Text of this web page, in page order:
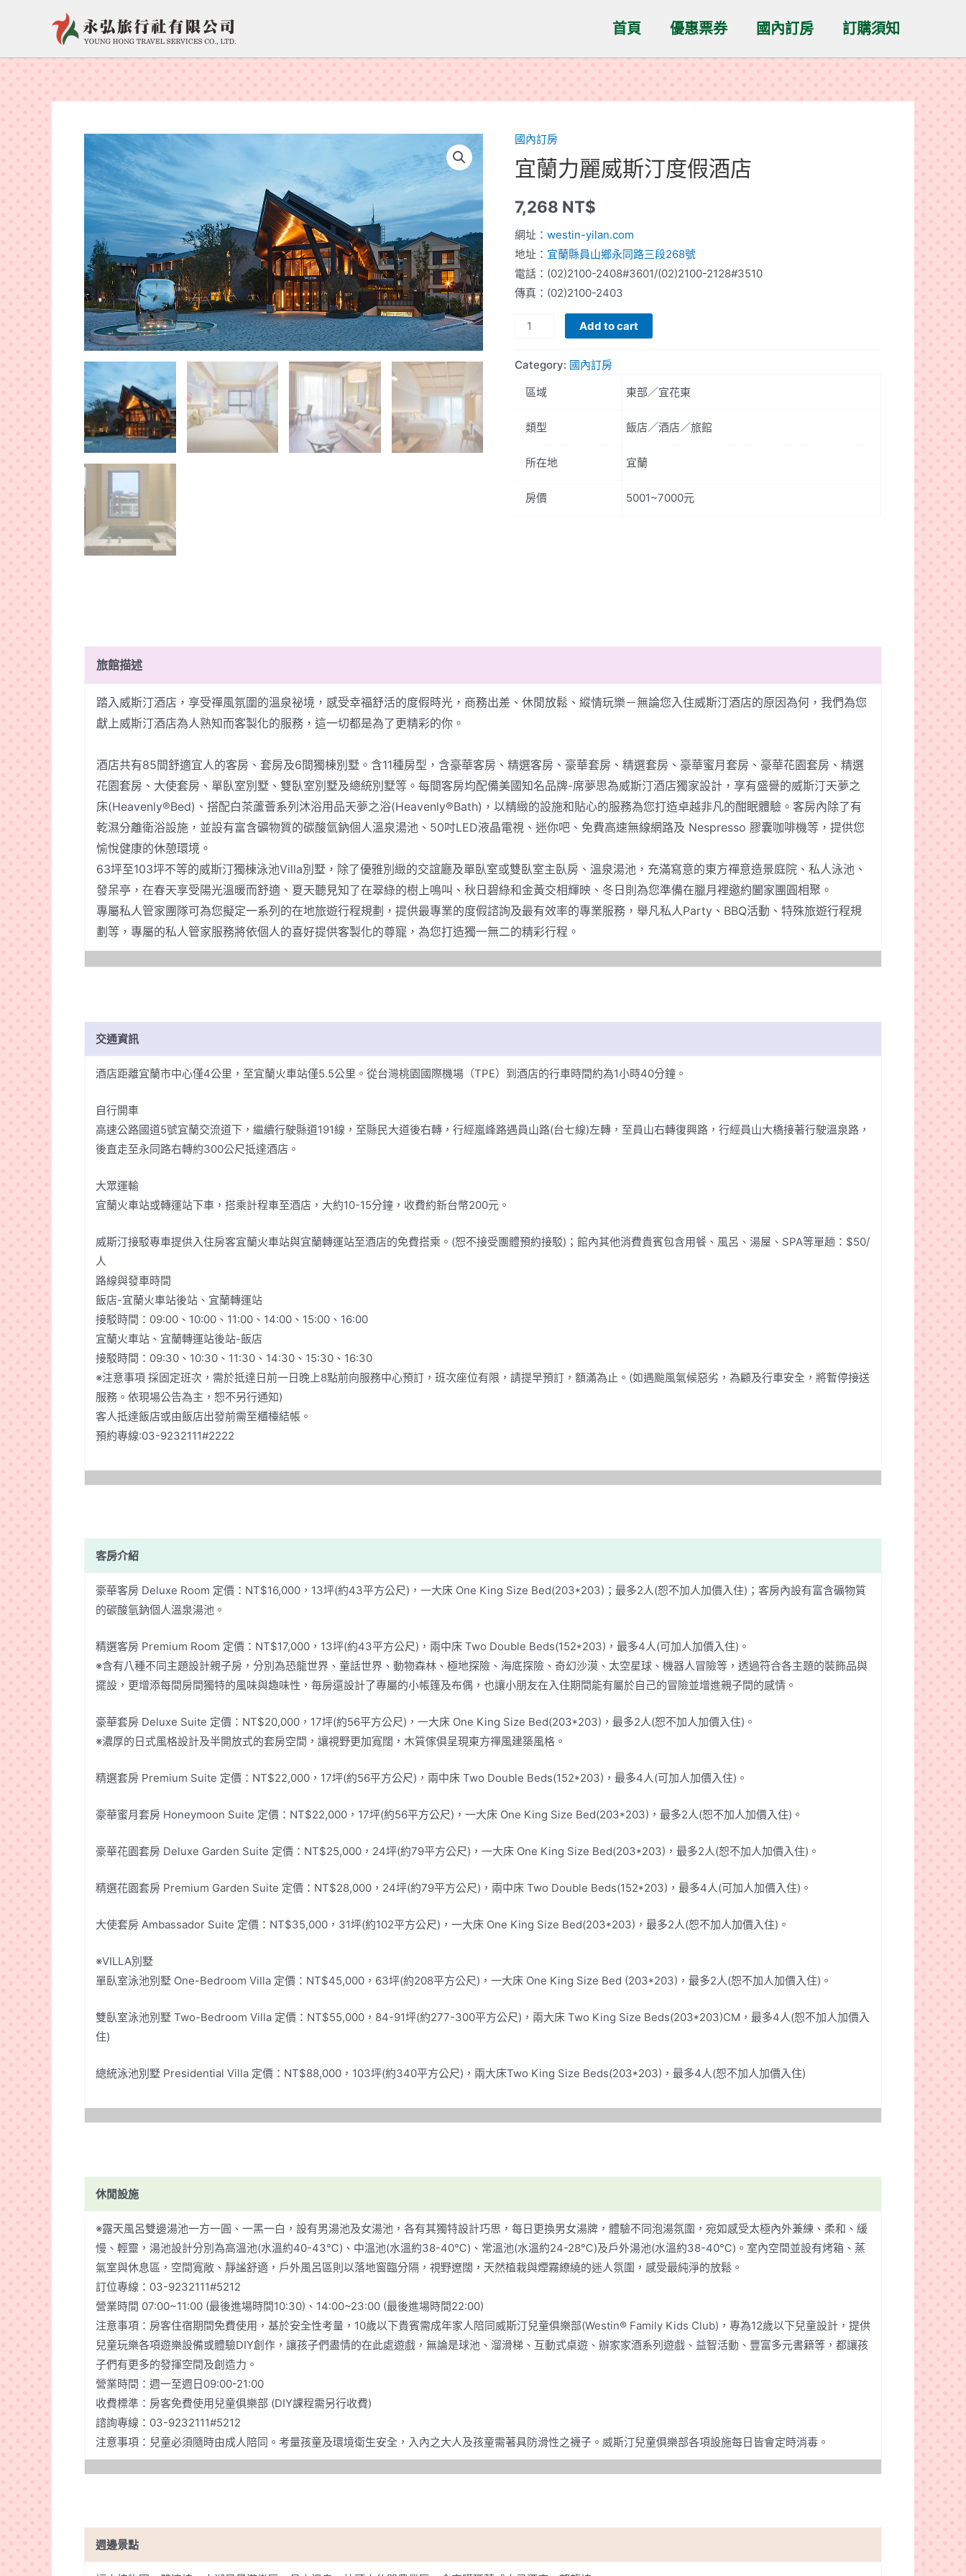
首頁 優惠票券 國內訂房 訂購須知
國內訂房
宜蘭力麗威斯汀度假酒店
7,268 NT$
網址：westin-yilan.com
地址： 宜蘭縣員山鄉永同路三段268號
電話：(02)2100-2408#3601/(02)2100-2128#3510
傳真：(02)2100-2403
力
Add to cart
Category: 國內訂房
區域
東部／宜花東
類型 飯店／酒店／旅館
所在地 宜蘭
房價 5001~7000元
旅館描述
踏入威斯汀酒店，享受禪風氛圍的溫泉祕境，感受幸福舒活的度假時光，商務出差、休閒放鬆、縱情玩樂－無論您入住威斯汀酒店的原因為何，我們為您
獻上威斯汀酒店為人熟知而客製化的服務，這一切都是為了更精彩的你。
酒店共有85間舒適宜人的客房、套房及6間獨棟別墅。含11種房型，含豪華客房、精選客房、豪華套房、精選套房、豪華蜜月套房、豪華花園套房、精選
花園套房、大使套房、單臥室別墅、雙臥室別墅及總統別墅等。每間客房均配備美國知名品牌-席夢思為威斯汀酒店獨家設計，享有盛譽的威斯汀天夢之
床(Heavenly®Bed)、搭配白茶蘆薈系列沐浴用品天夢之浴(Heavenly®Bath)，以精緻的設施和貼心的服務為您打造卓越非凡的酣眠體驗。客房內除了有
乾濕分離衛浴設施，並設有富含礦物質的碳酸氫鈉個人溫泉湯池、50吋LED液晶電視、迷你吧、免費高速無線網路及 Nespresso 膠囊咖啡機等，提供您
愉悅健康的休憩環境。
63坪至103坪不等的威斯汀獨棟泳池Villa別墅，除了優雅別緻的交誼廳及單臥室或雙臥室主臥房、溫泉湯池，充滿寫意的東方禪意造景庭院、私人泳池、
發呆亭，在春天享受陽光溫暖而舒適、夏天聽見知了在翠綠的樹上鳴叫、秋日碧綠和金黃交相輝映、冬日則為您準備在臘月裡邀約闔家團圓相聚。
專屬私人管家團隊可為您擬定一系列的在地旅遊行程規劃，提供最專業的度假諮詢及最有效率的專業服務，舉凡私人Party、BBQ活動、特殊旅遊行程規
劃等，專屬的私人管家服務將依個人的喜好提供客製化的尊寵，為您打造獨一無二的精彩行程。
交通資訊
酒店距離宜蘭市中心僅4公里，至宜蘭火車站僅5.5公里。從台灣桃園國際機場（TPE）到酒店的行車時間約為1小時40分鐘。
自行開車
高速公路國道5號宜蘭交流道下，繼續行駛縣道191線，至縣民大道後右轉，行經嵐峰路遇員山路(台七線)左轉，至員山右轉復興路，行經員山大橋接著行駛溫泉路，
後直走至永同路右轉約300公尺抵達酒店。
大眾運輸
宜蘭火車站或轉運站下車，搭乘計程車至酒店，大約10-15分鐘，收費約新台幣200元。
威斯汀接駁專車提供入住房客宜蘭火車站與宜蘭轉運站至酒店的免費搭乘。(恕不接受團體預約接駁)；館內其他消費貴賓包含用餐、風呂、湯屋、SPA等單趟：$50/
人
路線與發車時間
飯店-宜蘭火車站後站、宜蘭轉運站
接駁時間：09:00、10:00、11:00、14:00、15:00、16:00
宜蘭火車站、宜蘭轉運站後站-飯店
接駁時間：09:30、10:30、11:30、14:30、15:30、16:30
※注意事項 採固定班次，需於抵達日前一日晚上8點前向服務中心預訂，班次座位有限，請提早預訂，額滿為止。(如遇颱風氣候惡劣，為顧及行車安全，將暫停接送
服務。依現場公告為主，恕不另行通知)
客人抵達飯店或由飯店出發前需至櫃檯結帳。
預約專線:03-9232111#2222
客房介紹
豪華客房 Deluxe Room 定價：NT$16,000，13坪(約43平方公尺)，一大床 One King Size Bed(203*203)；最多2人(恕不加人加價入住)；客房內設有富含礦物質
的碳酸氫鈉個人溫泉湯池。
精選客房 Premium Room 定價：NT$17,000，13坪(約43平方公尺)，兩中床 Two Double Beds(152*203)，最多4人(可加人加價入住)。
※含有八種不同主題設計親子房，分別為恐龍世界、童話世界、動物森林、極地探險、海底探險、奇幻沙漠、太空星球、機器人冒險等，透過符合各主題的裝飾品與
擺設，更增添每間房間獨特的風味與趣味性，毎房還設計了專屬的小帳篷及布偶，也讓小朋友在入住期間能有屬於自己的冒險並增進親子間的感情。
豪華套房 Deluxe Suite 定價：NT$20,000，17坪(約56平方公尺)，一大床 One King Size Bed(203*203)，最多2人(恕不加人加價入住)。
※濃厚的日式風格設計及半開放式的套房空間，讓視野更加寬闊，木質傢俱呈現東方禪風建築風格。
精選套房 Premium Suite 定價：NT$22,000，17坪(約56平方公尺)，兩中床 Two Double Beds(152*203)，最多4人(可加人加價入住)。
豪華蜜月套房 Honeymoon Suite 定價：NT$22,000，17坪(約56平方公尺)，一大床 One King Size Bed(203*203)，最多2人(恕不加人加價入住)。
豪華花園套房 Deluxe Garden Suite 定價：NT$25,000，24坪(約79平方公尺)，一大床 One King Size Bed(203*203)，最多2人(恕不加人加價入住)。
精選花園套房 Premium Garden Suite 定價：NT$28,000，24坪(約79平方公尺)，兩中床 Two Double Beds(152*203)，最多4人(可加人加價入住)。
大使套房 Ambassador Suite 定價：NT$35,000，31坪(約102平方公尺)，一大床 One King Size Bed(203*203)，最多2人(恕不加人加價入住)。
※VILLA別墅
單臥室泳池別墅 One-Bedroom Villa 定價：NT$45,000，63坪(約208平方公尺)，一大床 One King Size Bed (203*203)，最多2人(恕不加人加價入住)。
雙臥室泳池別墅 Two-Bedroom Villa 定價：NT$55,000，84-91坪(約277-300平方公尺)，兩大床 Two King Size Beds(203*203)CM，最多4人(恕不加人加價入
住)
總統泳池別墅 Presidential Villa 定價：NT$88,000，103坪(約340平方公尺)，兩大床Two King Size Beds(203*203)，最多4人(恕不加人加價入住)
休閒設施
※露天風呂雙邊湯池一方一圓、一黑一白，設有男湯池及女湯池，各有其獨特設計巧思，每日更換男女湯牌，體驗不同泡湯氛圍，宛如感受太極內外兼練、柔和、緩
慢、輕靈，湯池設計分別為高溫池(水溫約40-43℃)、中溫池(水溫約38-40℃)、常溫池(水溫約24-28℃)及戶外湯池(水溫約38-40℃)。室內空間並設有烤箱、蒸
氣室與休息區，空間寬敞、靜謐舒適，戶外風呂區則以落地窗臨分隔，視野遼闊，天然植栽與煙霧繚繞的迷人氛圍，感受最純淨的放鬆。
訂位專線：03-9232111#5212
營業時間 07:00~11:00 (最後進場時間10:30)、14:00~23:00 (最後進場時間22:00)
注意事項：房客住宿期間免費使用，基於安全性考量，10歲以下貴賓需成年家人陪同威斯汀兒童俱樂部(Westin® Family Kids Club)，專為12歲以下兒童設計，提供
兒童玩樂各項遊樂設備或體驗DIY創作，讓孩子們盡情的在此處遊戲，無論是球池、溜滑梯、互動式桌遊、辦家家酒系列遊戲、益智活動、豐富多元書籍等，都讓孩
子們有更多的發揮空間及創造力。
營業時間：週一至週日09:00-21:00
收費標準：房客免費使用兒童俱樂部 (DIY課程需另行收費)
諮詢專線：03-9232111#5212
注意事項：兒童必須隨時由成人陪同。考量孩童及環境衛生安全，入內之大人及孩童需著具防滑性之襪子。威斯汀兒童俱樂部各項設施每日皆會定時消毒。
週邊景點